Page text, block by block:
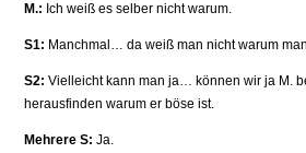
M.: Ich weiß es selber nicht warum.
S1: Manchmal… da weiß man nicht warum
S2: Vielleicht kann man ja… können wir ja M.
herausfinden warum er böse ist.
Mehrere S: Ja.